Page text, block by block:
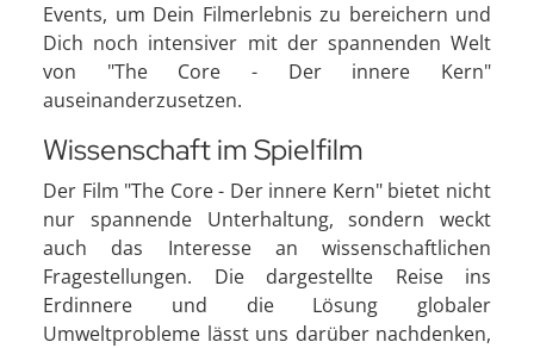
Events, um Dein Filmerlebnis zu bereichern und
Dich noch intensiver mit der spannenden Welt
von "The Core - Der innere Kern"
auseinanderzusetzen.
Wissenschaft im Spielfilm
Der Film "The Core - Der innere Kern" bietet nicht
nur spannende Unterhaltung, sondern weckt
auch das Interesse an wissenschaftlichen
Fragestellungen. Die dargestellte Reise ins
Erdinnere und die Lösung globaler
Umweltprobleme lässt uns darüber nachdenken,